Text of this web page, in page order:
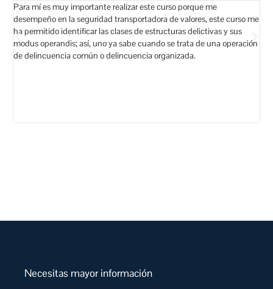
Para mí es muy importante realizar este curso porque me
desempeño en la seguridad transportadora de valores, este curso me
ha permitido identificar las clases de estructuras delictivas y sus
modus operandis; así, uno ya sabe cuando se trata de una operación
de delincuencia común o delincuencia organizada.
Necesitas mayor información